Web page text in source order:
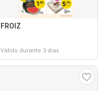
FROIZ
Válido durante 3 días